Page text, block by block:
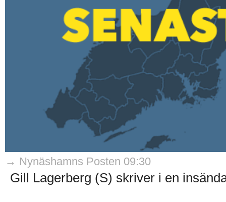
→ Nynäshamns Posten 09:30
Gill Lagerberg (S) skriver i en